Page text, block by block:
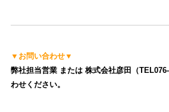
▼お問い合わせ▼
弊社担当営業 または 株式会社彦田（
わせください。